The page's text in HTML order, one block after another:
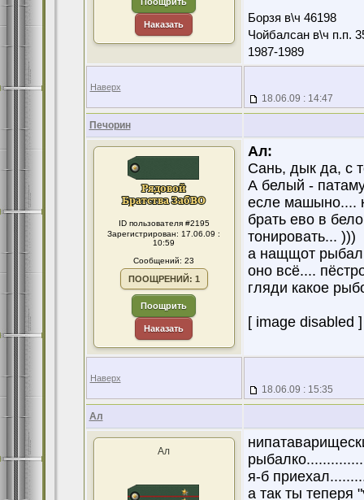
Наказать
Борзя в\ч 46198
Чойбалсан в\ч п.п.
1987-1989
Наверх
18.06.09 : 14:47
Печорин
ID пользователя #2195
Зарегистрирован: 17.06.09 :
10:59
Сообщений: 23
ПООЩРЕНИЙ: 1
Поощрить
Наказать
Ал:
Сань, дык да, с
А белый -
есле машыно....
брать ево в
тонировать... )))
а нащщот
оно всё....
гляди какое
[ image disabled ]
Наверх
18.06.09 : 15:35
Ал
Ал
рыбалко..............
я-б
а так ты теперя